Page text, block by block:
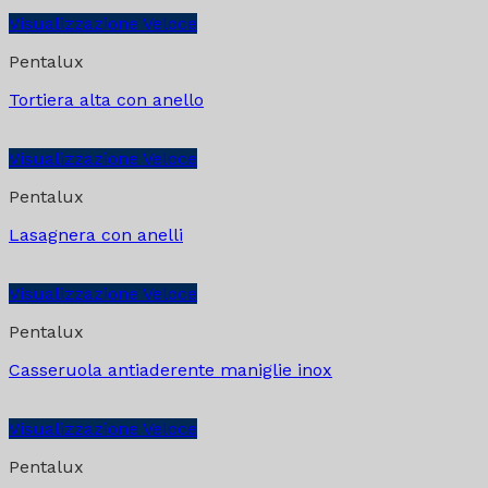
Visualizzazione Veloce
Pentalux
Tortiera alta con anello
Visualizzazione Veloce
Pentalux
Lasagnera con anelli
Visualizzazione Veloce
Pentalux
Casseruola antiaderente maniglie inox
Visualizzazione Veloce
Pentalux